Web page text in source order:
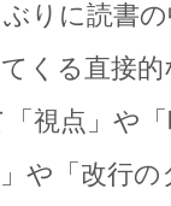
りに読書
くる直接
視点」や
や「改行